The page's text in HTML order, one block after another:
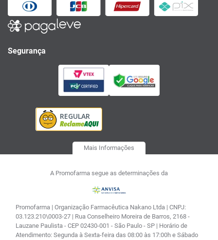
Segurança
Mais Informações
A Promofarma segue as determinações da
Promofarma | Organização Farmacêutica Nakano Ltda | CNPJ:
03.123.210\0003-27 | Rua Conselheiro Moreira de Barros, 2168 -
Lauzane Paulista - CEP 02430-001 - São Paulo - SP | Horário de
Atendimento: Segunda à Sexta-feira das 08:00 às 17:00h e Sábado